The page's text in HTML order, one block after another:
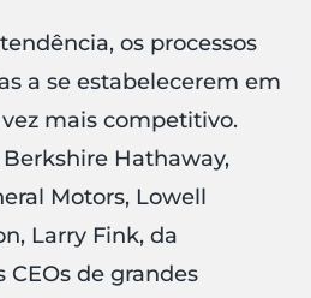
os processos
a se estabelecerem em
mais competitivo.
Hathaway,
Motors, Lowell
Larry Fink, da
CEOs de grandes